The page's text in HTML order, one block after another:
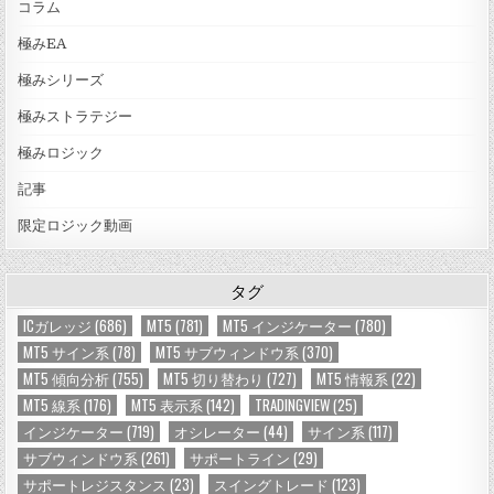
コラム
極みEA
極みシリーズ
極みストラテジー
極みロジック
記事
限定ロジック動画
タグ
ICガレッジ (686) MT5 (781) MT5 インジケーター (780)
MT5 サイン系 (78) MT5 サブウィンドウ系 (370)
MT5 傾向分析(755) MT5 切り替わり (727) MT5 情報系 (22)
MT5 線系 (176) MT5 表示系 (142) TRADINGVIEW(25)
インジケーター (719) オシレーター (44) サイン系 (117)
サブウィンドウ系 (261) サポートライン (29)
サポートレジスタンス (23) スイングトレード (123)